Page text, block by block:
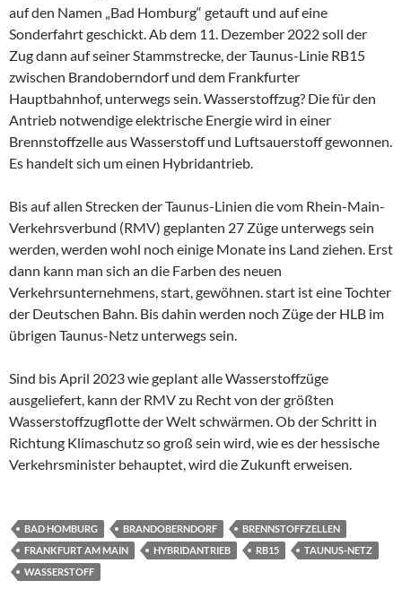
auf den Namen „Bad Homburg“ getauft und auf eine
Sonderfahrt geschickt. Ab dem 11. Dezember 2022 soll der
Zug dann auf seiner Stammstrecke, der Taunus-Linie RB15
zwischen Brandoberndorf und dem Frankfurter
Hauptbahnhof, unterwegs sein. Wasserstoffzug? Die für den
Antrieb notwendige elektrische Energie wird in einer
Brennstoffzelle aus Wasserstoff und Luftsauerstoff gewonnen.
Es handelt sich um einen Hybridantrieb.
Bis auf allen Strecken der Taunus-Linien die vom Rhein-Main-
Verkehrsverbund (RMV) geplanten 27 Züge unterwegs sein
werden, werden wohl noch einige Monate ins Land ziehen. Erst
dann kann man sich an die Farben des neuen
Verkehrsunternehmens, start, gewöhnen. start ist eine Tochter
der Deutschen Bahn. Bis dahin werden noch Züge der HLB im
übrigen Taunus-Netz unterwegs sein.
Sind bis April 2023 wie geplant alle Wasserstoffzüge
ausgeliefert, kann der RMV zu Recht von der größten
Wasserstoffzugflotte der Welt schwärmen. Ob der Schritt in
Richtung Klimaschutz so groß sein wird, wie es der hessische
Verkehrsminister behauptet, wird die Zukunft erweisen.
BAD HOMBURG BRANDOBERNDORF
BRENNSTOFFZELLEN
FRANKFURT AM MAIN
HYBRIDANTRIEB RB15
TAUNUS-NETZ
WASSERSTOFF